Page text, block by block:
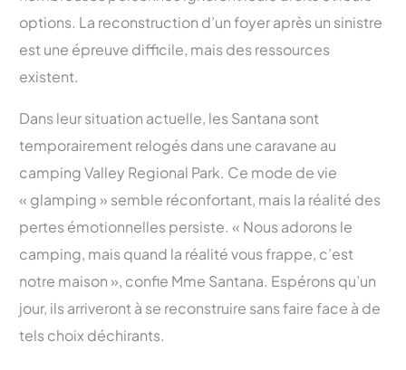
options. La reconstruction d’un foyer après un sinistre
est une épreuve difficile, mais des ressources
existent.
Dans leur situation actuelle, les Santana sont
temporairement relogés dans une caravane au
camping Valley Regional Park. Ce mode de vie
« glamping » semble réconfortant, mais la réalité des
pertes émotionnelles persiste. « Nous adorons le
camping, mais quand la réalité vous frappe, c’est
notre maison », confie Mme Santana. Espérons qu’un
jour, ils arriveront à se reconstruire sans faire face à de
tels choix déchirants.